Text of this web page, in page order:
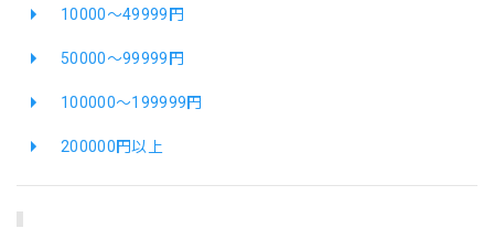
10000〜49999円
50000〜99999円
100000〜199999円
200000円以上